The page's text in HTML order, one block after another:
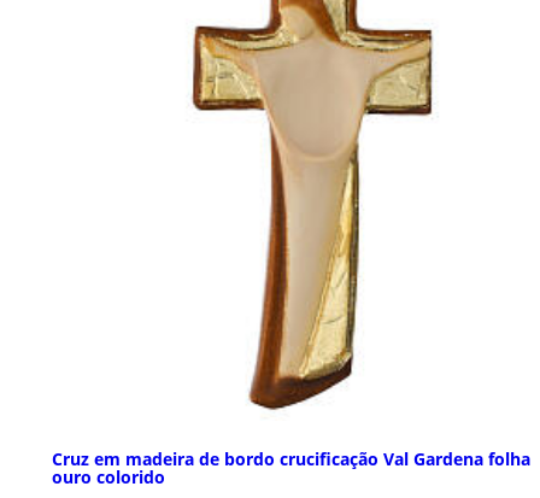
Cruz em madeira de bordo crucificação Val Gardena folha
ouro colorido